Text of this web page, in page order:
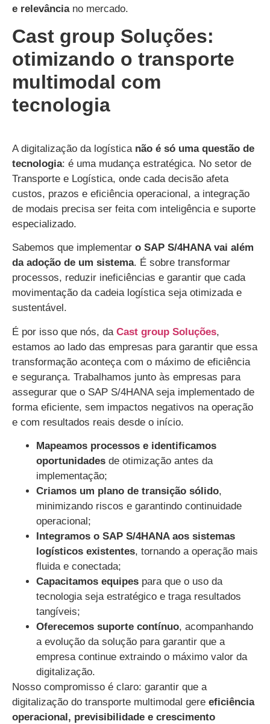
e relevância no mercado.
Cast group Soluções:
otimizando o transporte
multimodal com
tecnologia
A digitalização da logística não é só uma questão de
tecnologia: é uma mudança estratégica. No setor de
Transporte e Logística, onde cada decisão afeta
custos, prazos e eficiência operacional, a integração
de modais precisa ser feita com inteligência e suporte
especializado.
Sabemos que implementar o SAP S/4HANA vai além
da adoção de um sistema. É sobre transformar
processos, reduzir ineficiências e garantir que cada
movimentação da cadeia logística seja otimizada e
sustentável.
É por isso que nós, da Cast group Soluções,
estamos ao lado das empresas para garantir que essa
transformação aconteça com o máximo de eficiência
e segurança. Trabalhamos junto às empresas para
assegurar que o SAP S/4HANA seja implementado de
forma eficiente, sem impactos negativos na operação
e com resultados reais desde o início.
Mapeamos processos e identificamos
oportunidades de otimização antes da
implementação;
Criamos um plano de transição sólido,
minimizando riscos e garantindo continuidade
operacional;
Integramos o SAP S/4HANA aos sistemas
logísticos existentes, tornando a operação mais
fluida e conectada;
Capacitamos equipes para que o uso da
tecnologia seja estratégico e traga resultados
tangíveis;
Oferecemos suporte contínuo, acompanhando
a evolução da solução para garantir que a
empresa continue extraindo o máximo valor da
digitalização.
Nosso compromisso é claro: garantir que a
digitalização do transporte multimodal gere eficiência
operacional, previsibilidade e crescimento